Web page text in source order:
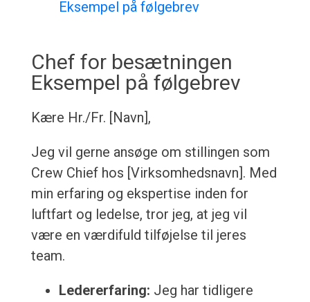
Eksempel på følgebrev
Chef for besætningen
Eksempel på følgebrev
Kære Hr./Fr. [Navn],
Jeg vil gerne ansøge om stillingen som
Crew Chief hos [Virksomhedsnavn]. Med
min erfaring og ekspertise inden for
luftfart og ledelse, tror jeg, at jeg vil
være en værdifuld tilføjelse til jeres
team.
Ledererfaring: Jeg har tidligere